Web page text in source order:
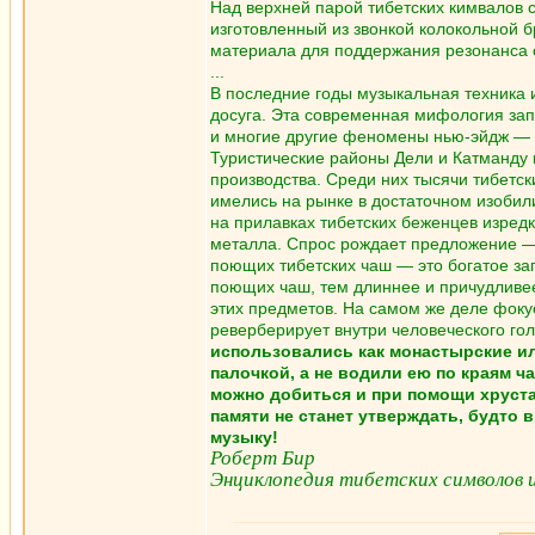
Над верхней парой тибетских кимвалов
изготовленный из звонкой
материала для поддержания резонанса
В последние годы музыкальная
досуга. Эта современная мифология
и многие другие феномены нью-эйдж —
Туристические районы Дели и
производства. Среди них тысячи
имелись на рынке в достаточном
на прилавках тибетских беженцев
металла. Спрос рождает предложение —
поющих тибетских чаш — это богатое
поющих чаш, тем длиннее и
этих предметов. На самом же деле
реверберирует внутри человеческого
использовались как монастырские
палочкой, а не водили ею по краям
можно добиться и при помощи
памяти не станет утверждать,
музыку!
Роберт Бир
Энциклопедия тибетских символов